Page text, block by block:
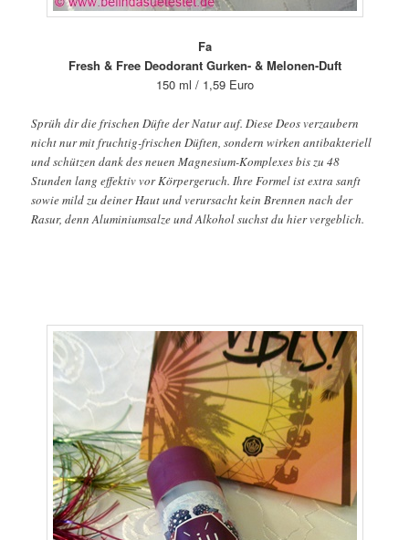
Fa
Fresh & Free Deodorant Gurken- & Melonen-Duft
150 ml / 1,59 Euro
Sprüh dir die frischen Düfte der Natur auf. Diese Deos verzaubern
nicht nur mit fruchtig-frischen Düften, sondern wirken antibakteriell
und schützen dank des neuen Magnesium-Komplexes bis zu 48
Stunden lang effektiv vor Körpergeruch. Ihre Formel ist extra sanft
sowie mild zu deiner Haut und verursacht kein Brennen nach der
Rasur, denn Aluminiumsalze und Alkohol suchst du hier vergeblich.